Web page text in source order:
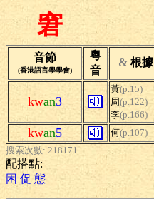
窘
音節
(香港語言學學會)
粵
音
& 根據
kwan3
黃(p.15)
周(p.122)
李(p.166)
kwan5 何(p.107)
搜索次數: 218171
配搭點:
困 促 態